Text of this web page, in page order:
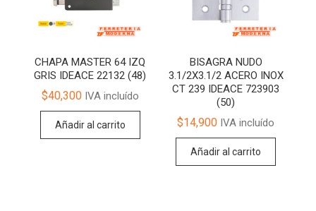
CHAPA MASTER 64 IZQ
GRIS IDEACE 22132 (48)
$40,300IVA incluído
Añadir al carrito
BISAGRA NUDO
3.1/2X3.1/2 ACERO INOX
CT 239 IDEACE 723903
(50)
$14,900 IVA incluído
Añadir al carrito